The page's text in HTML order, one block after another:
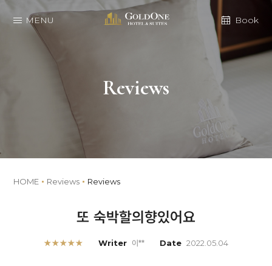
MENU Book
Reviews
HOME Reviews Reviews
또 숙박할의향있어요
★★★★★ Writer 이** Date 2022.05.04